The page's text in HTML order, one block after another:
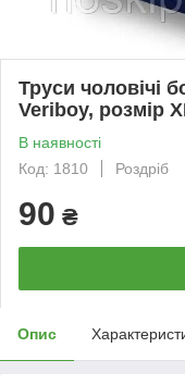
Труси чоловічі
Veriboy, розмір
В наявності
Код: 1810
Роздріб
90 ₴
Опис